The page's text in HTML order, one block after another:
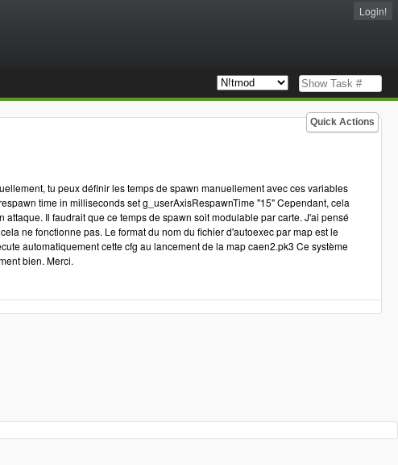
Login!
Quick Actions
tu peux définir les temps de spawn manuellement avec ces variables
time in milliseconds set g_userAxisRespawnTime "15" Cependant, cela
Il faudrait que ce temps de spawn soit modulable par carte. J'ai pensé
ne fonctionne pas. Le format du nom du fichier d'autoexec par map est le
automatiquement cette cfg au lancement de la map caen2.pk3 Ce système
bien. Merci.